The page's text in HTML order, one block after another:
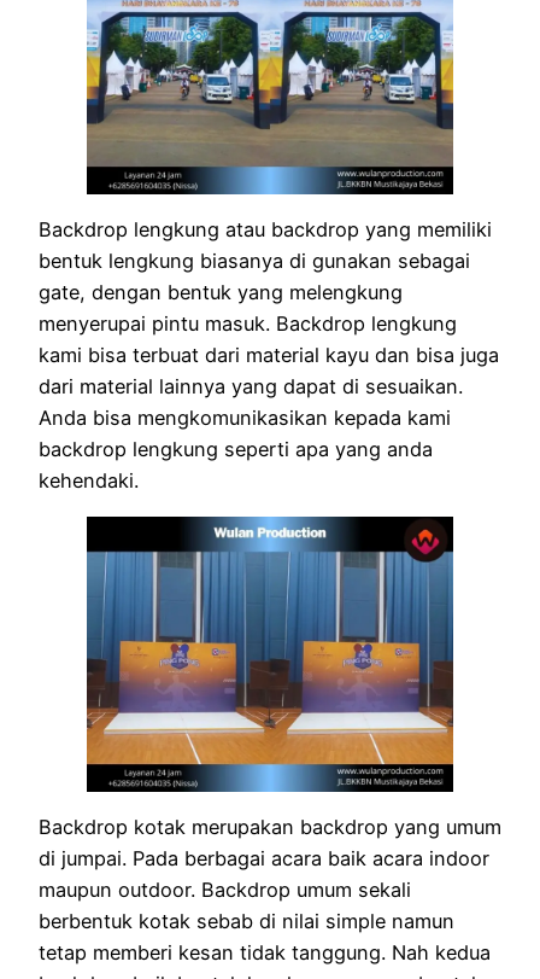
Backdrop lengkung atau backdrop yang memiliki
bentuk lengkung biasanya di gunakan sebagai
gate, dengan bentuk yang melengkung
menyerupai pintu masuk. Backdrop lengkung
kami bisa terbuat dari material kayu dan bisa juga
dari material lainnya yang dapat di sesuaikan.
Anda bisa mengkomunikasikan kepada kami
backdrop lengkung seperti apa yang anda
kehendaki.
Backdrop kotak merupakan backdrop yang umum
di jumpai. Pada berbagai acara baik acara indoor
maupun outdoor. Backdrop umum sekali
berbentuk kotak sebab di nilai simple namun
tetap memberi kesan tidak tanggung. Nah kedua